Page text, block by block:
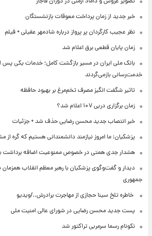
خبر جدید از زمان پرداخت معوقات بازنشستگان
نظر عجیب کارگردان پر پرواز درباره شادمهر عقیلی + فیلم
زمان پایان قطعی برق اعلام شد
بانک ملی ایران در مسیر بازگشت کامل؛ خدمات یکی پس از
خدمت‌رسانی بازمی‌گردند
تاثیر شگفت انگیز مصرف تخم‌مرغ بر بهبود حافظه
زمان برگزاری دربی ۱۰۷ اعلام شد؟
خبر انتصاب جدید محسن رضایی حذف شد + جزئیات
پزشکیان: ما امروز نیازمند دانشمندانی هستیم که گره از
هشدار جدی همتی در خصوص ممنوعیت اضافه ‌برداشت
دیدار و گفت‌وگوی پزشکیان با رهبر معظم انقلاب همزمان
جمهوری
⁨ خاطره تلخ سینا حجازی از مهاجرت برادرش../ویدیو
پست جدید محسن رضایی در شورای عالی امنیت ملی
نکونام رسما سرمربی تراکتور شد